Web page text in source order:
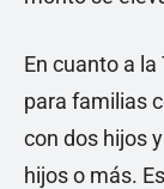
En cuanto a
para familias
con dos hijos
hijos o más.